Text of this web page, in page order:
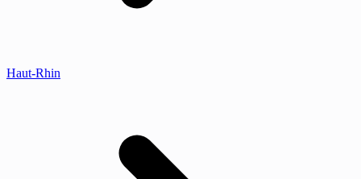
Haut-Rhin